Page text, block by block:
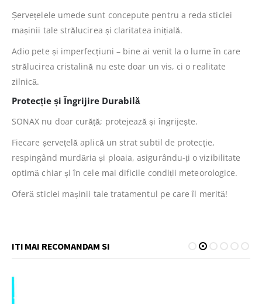
Șervețelele umede sunt concepute pentru a reda sticlei
mașinii tale strălucirea și claritatea inițială.
Adio pete și imperfecțiuni – bine ai venit la o lume în care
strălucirea cristalină nu este doar un vis, ci o realitate
zilnică.
Protecție și Îngrijire Durabilă
SONAX nu doar curăță; protejează și îngrijește.
Fiecare șervețelă aplică un strat subtil de protecție,
respingând murdăria și ploaia, asigurându-ți o vizibilitate
optimă chiar și în cele mai dificile condiții meteorologice.
Oferă sticlei mașinii tale tratamentul pe care îl merită!
ITI MAI RECOMANDAM SI